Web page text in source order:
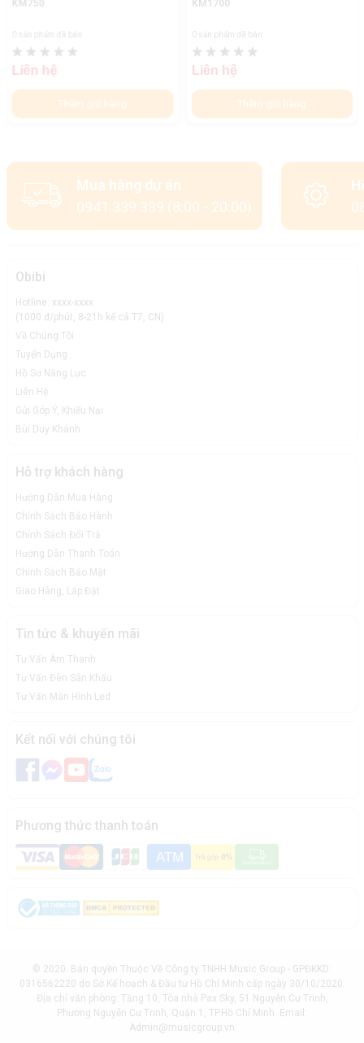
KM750
0 sản phẩm đã bán
Liên hệ
Thêm giỏ hàng
KM1700
0 sản phẩm đã bán
Liên hệ
Thêm giỏ hàng
Mua hàng dự án
0941 339 339 (8:00 - 20:00)
Obibi
Hotline: xxxx-xxxx
(1000 đ/phút, 8-21h kể cả T7, CN)
Về Chúng Tôi
Tuyển Dụng
Hồ Sơ Năng Lực
Liên Hệ
Gửi Góp Ý, Khiếu Nại
Bùi Duy Khánh
Hỗ trợ khách hàng
Hướng Dẫn Mua Hàng
Chính Sách Bảo Hành
Chính Sách Đổi Trả
Hướng Dẫn Thanh Toán
Chính Sách Bảo Mật
Giao Hàng, Lắp Đặt
Tin tức & khuyến mãi
Tư Vấn Âm Thanh
Tư Vấn Đèn Sân Khấu
Tư Vấn Màn Hình Led
Kết nối với chúng tôi
Phương thức thanh toán
© 2020. Bản quyền Thuộc Về Công ty TNHH Music Group - GPĐKKD:
0316562220 do Sở Kế hoạch & Đầu tư Hồ Chí Minh cấp ngày 30/10/2020.
Địa chỉ văn phòng: Tầng 10, Tòa nhà Pax Sky, 51 Nguyễn Cư Trinh,
Phường Nguyễn Cư Trinh, Quận 1, TP.Hồ Chí Minh. Email:
Admin@musicgroup.vn